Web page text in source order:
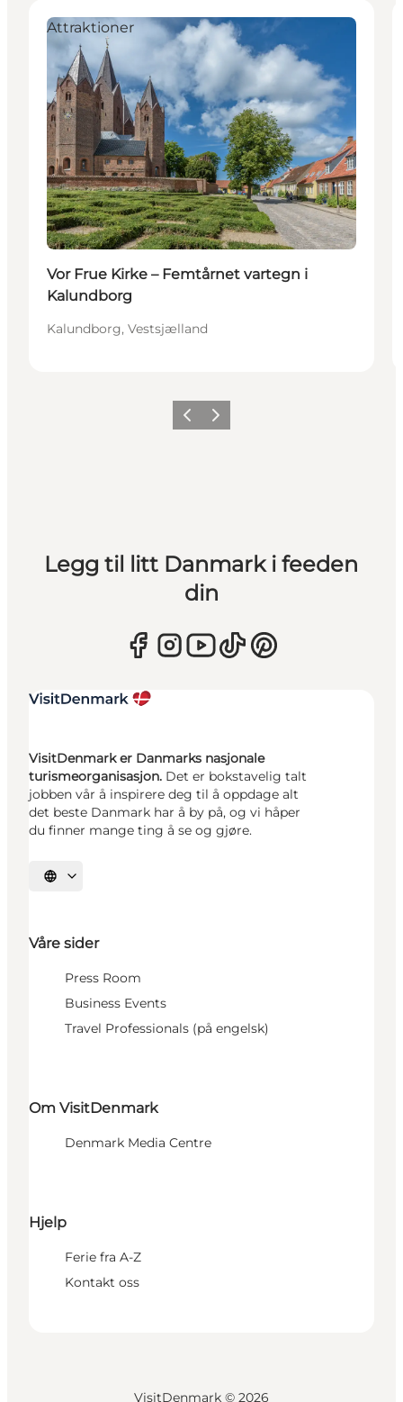
Attraktioner
Vor Frue Kirke – Femtårnet vartegn i
Kalundborg
Kalundborg, Vestsjælland
ForrigeNeste
Legg til litt Danmark i feeden
din
VisitDenmark er Danmarks nasjonale
turismeorganisasjon. Det er bokstavelig talt
jobben vår å inspirere deg til å oppdage alt
det beste Danmark har å by på, og vi håper
du finner mange ting å se og gjøre.
Velg språk
Våre sider
Press Room
Business Events
Travel Professionals (på engelsk)
Om VisitDenmark
Denmark Media Centre
Hjelp
Ferie fra A-Z
Kontakt oss
VisitDenmark © 2026